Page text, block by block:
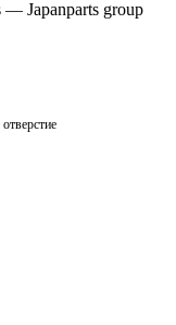
— Japanparts group